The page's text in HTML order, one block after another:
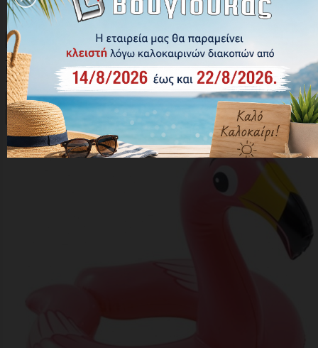
 Γρήγορη προβολή 
Transparent
Κωδικός: 59242
1,80 €
   
 Αγορά